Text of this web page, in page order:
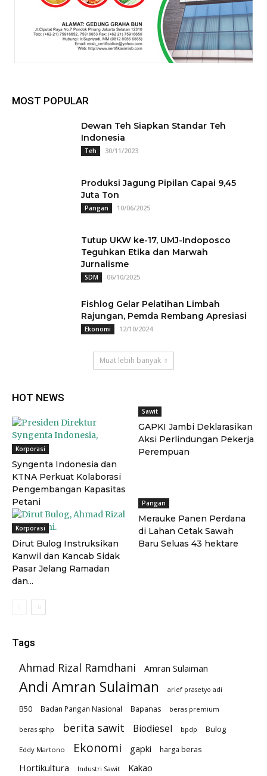
MOST POPULAR
Dewan Teh Siapkan Standar Teh
Indonesia
Teh 30/11/2023
Produksi Jagung Pipilan Capai 9,45
Juta Ton
Pangan 10/06/2025
Tutup UKW ke-17, UMJ-Indoposco
Teguhkan Etika dan Marwah
Jurnalisme
SDM 06/10/2025
Fishlog Gelar Pelatihan Limbah
Rajungan, Pemda Rembang Apresiasi
Ekonomi 12/10/2024
Muat lebih banyak
HOT NEWS
Korporasi
Syngenta Indonesia dan
KTNA Perkuat Kolaborasi
Pengembangan Kapasitas
Petani
Sawit
GAPKI Jambi Deklarasikan
Aksi Perlindungan Pekerja
Perempuan
Korporasi
Dirut Bulog Instruksikan
Kanwil dan Kancab Sidak
Pasar Jelang Ramadan
dan...
Pangan
Merauke Panen Perdana
di Lahan Cetak Sawah
Baru Seluas 43 hektare
Tags
Ahmad Rizal Ramdhani Amran Sulaiman
Andi Amran Sulaiman arief prasetyo adi
B50 Badan Pangan Nasional Bapanas beras premium
beras sphp berita sawit Biodiesel bpdp Bulog
Eddy Martono Ekonomi gapki harga beras
Hortikultura Industri Sawit Kakao